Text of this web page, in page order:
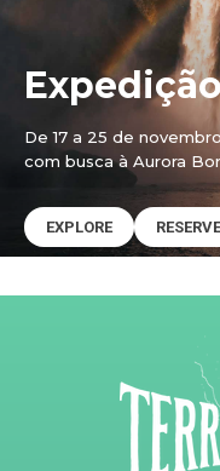
De 17 a 25 de
com busca à Aurora
EXPLORE RESERVE